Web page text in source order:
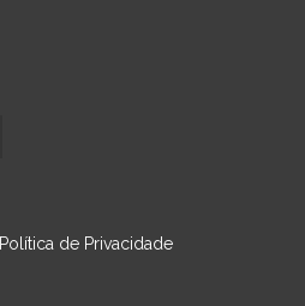
Política de Privacidade